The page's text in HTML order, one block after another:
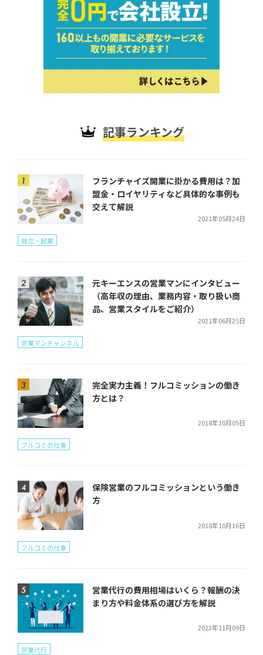
記事ランキング
フランチャイズ開業に掛かる費用は？加
盟金・ロイヤリティなど具体的な事例も
交えて解説
2021年05月24日
独立・起業
元キーエンスの営業マンにインタビュー
（高年収の理由、業務内容・取り扱い商
品、営業スタイルをご紹介）
2021年06月25日
営業マンチャンネル
完全実力主義！フルコミッションの働き
方とは？
2018年10月05日
フルコミの仕事
保険営業のフルコミッションという働き
方
2018年10月16日
フルコミの仕事
営業代行の費用相場はいくら？報酬の決
まり方や料金体系の選び方を解説
2022年11月09日
営業代行